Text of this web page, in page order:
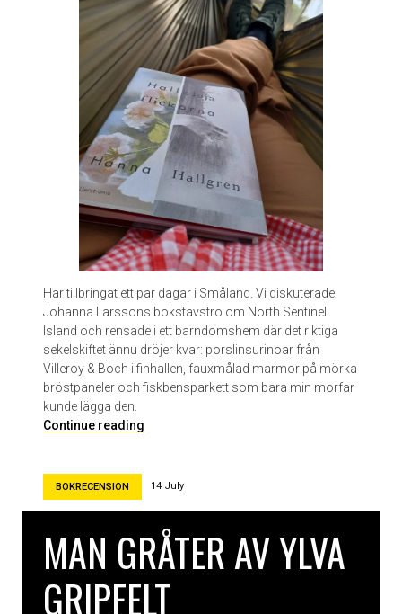
g
a
l
e
v
a
n
d
e
ö
d
a
a
v
I
s
a
b
e
s
o
Har tillbringat ett par dagar i Småland. Vi diskuterade
Johanna Larssons bokstavstro om North Sentinel
Island och rensade i ett barndomshem där det riktiga
sekelskiftet ännu dröjer kvar: porslinsurinoar från
Villeroy & Boch i finhallen, fauxmålad marmor på mörka
bröstpaneler och fiskbensparkett som bara min morfar
kunde lägga den.
Continue reading
a
t
BOKRECENSION 14 July
MAN GRÅTER AV YLVA
GRIPFELT